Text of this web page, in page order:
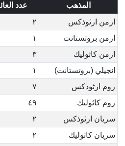
المذهب
عدد
ارمن ارثوذكس
٢
ارمن بروتستانت
١
ارمن كاثوليك
٣
انجيلي (بروتستانت)
١
روم ارثوذكس
٧
روم كاثوليك
٤٩
سريان ارثوذكس
٢
سريان كاثوليك
٢